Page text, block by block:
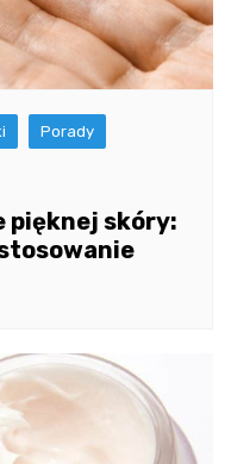
Porady
pięknej skóry: